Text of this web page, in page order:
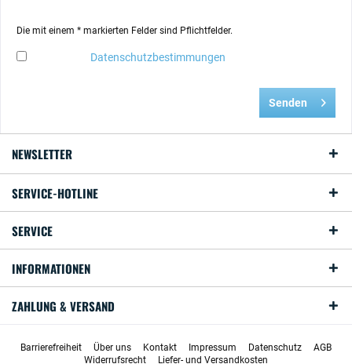
Die mit einem * markierten Felder sind Pflichtfelder.
Datenschutzbestimmungen
Senden
NEWSLETTER
SERVICE-HOTLINE
SERVICE
INFORMATIONEN
ZAHLUNG & VERSAND
Barrierefreiheit Über uns Kontakt Impressum Datenschutz
AGB
Widerrufsrecht
Liefer- und Versandkosten